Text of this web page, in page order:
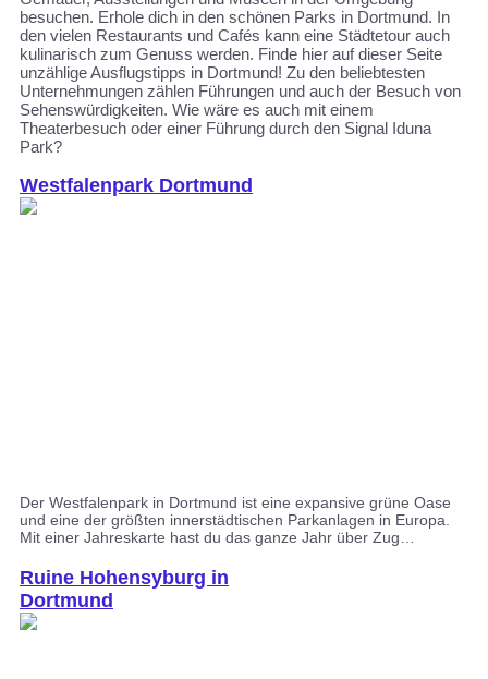
besuchen. Erhole dich in den schönen Parks in Dortmund. In
den vielen Restaurants und Cafés kann eine Städtetour auch
kulinarisch zum Genuss werden. Finde hier auf dieser Seite
unzählige Ausflugstipps in Dortmund! Zu den beliebtesten
Unternehmungen zählen Führungen und auch der Besuch von
Sehenswürdigkeiten. Wie wäre es auch mit einem
Theaterbesuch oder einer Führung durch den Signal Iduna
Park?
Westfalenpark Dortmund
Der Westfalenpark in Dortmund ist eine expansive grüne Oase
und eine der größten innerstädtischen Parkanlagen in Europa.
Mit einer Jahreskarte hast du das ganze Jahr über Zug…
Ruine Hohensyburg in
Dortmund